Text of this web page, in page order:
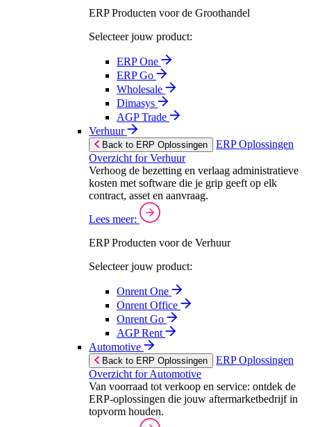
ERP Producten voor de Groothandel
Selecteer jouw product:
ERP One
ERP Go
Wholesale
Dimasys
AGP Trade
Verhuur
Back to ERP Oplossingen
ERP Oplossingen
Overzicht for Verhuur
Verhoog de bezetting en verlaag administratieve
kosten met software die je grip geeft op elk
contract, asset en aanvraag.
Lees meer:
ERP Producten voor de Verhuur
Selecteer jouw product:
Onrent One
Onrent Office
Onrent Go
AGP Rent
Automotive
Back to ERP Oplossingen
ERP Oplossingen
Overzicht for Automotive
Van voorraad tot verkoop en service: ontdek de
ERP-oplossingen die jouw aftermarketbedrijf in
topvorm houden.